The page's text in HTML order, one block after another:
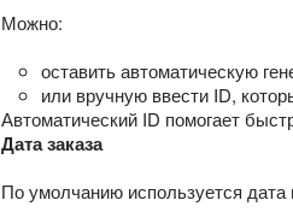
Можно:
оставить автоматическую
или вручную ввести ID,
Автоматический ID помогает
Дата заказа
По умолчанию используется